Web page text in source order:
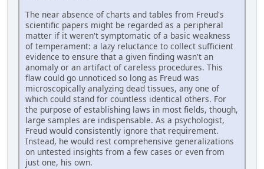
The near absence of charts and tables from Freud's
scientific papers might be regarded as a peripheral
matter if it weren't symptomatic of a basic weakness
of temperament: a lazy reluctance to collect sufficient
evidence to ensure that a given finding wasn't an
anomaly or an artifact of careless procedures. This
flaw could go unnoticed so long as Freud was
microscopically analyzing dead tissues, any one of
which could stand for countless identical others. For
the purpose of establishing laws in most fields, though,
large samples are indispensable. As a psychologist,
Freud would consistently ignore that requirement.
Instead, he would rest comprehensive generalizations
on untested insights from a few cases or even from
just one, his own.